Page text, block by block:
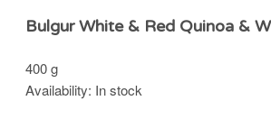
Bulgur White & Red Quinoa &
400 g
Availability: In stock